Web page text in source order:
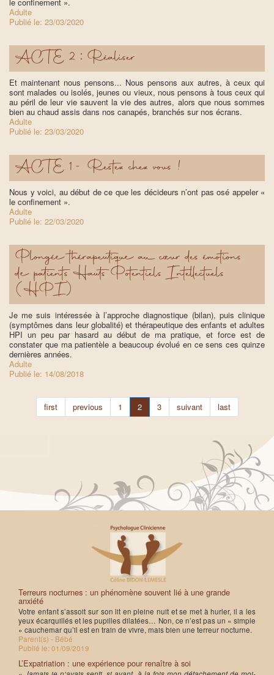
Adulte
Publié le: 23/03/2020
ACTE 2 : Réaliser
Et maintenant nous pensons... Nous pensons aux autres, à ceux qui
sont malades ou isolés, jeunes ou vieux, nous pensons à tous ceux qui
au péril de leur vie sauvent la vie des autres, alors que nous sommes
bien au chaud assis dans nos canapés, branchés sur nos écrans.
Adulte
Publié le: 23/03/2020
ACTE 1 - Restez chez vous !
Nous y voici, au début de ce que les décideurs n’ont pas osé appeler «
le confinement ».
Adulte
Publié le: 22/03/2020
Plongée thérapeutique au cœur des émotions
de patients Hauts Potentiels Intellectuels
(HPI)
Je me suis intéressée à l’approche diagnostique (bilan), puis clinique
(symptômes dans leur globalité) et thérapeutique des enfants et adultes
HPI un peu par hasard au début de ma pratique, et force est de
constater que ma patientèle a beaucoup évolué en ce sens ces quinze
dernières années.
Adulte
Publié le: 14/08/2018
first previous 1 2 3 suivant last
Terreurs nocturnes : un phénomène souvent lié à une grande
anxiété
Votre enfant s’assoit sur son lit en pleine nuit et se met à hurler, il a les
yeux écarquillés et les pupilles dilatées… Non, ce n’est pas un « simple
» cauchemar qu’il est en train de vivre, mais bien une terreur nocturne.
Parent(s) - Bébé
Publié le: 01/09/2019
L’Expatriation : une expérience pour renaître à soi